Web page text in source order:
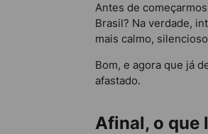
Antes de
Brasil? Na verdade,
mais calmo,
Bom, e agora que já
afastado.
Afinal, o que